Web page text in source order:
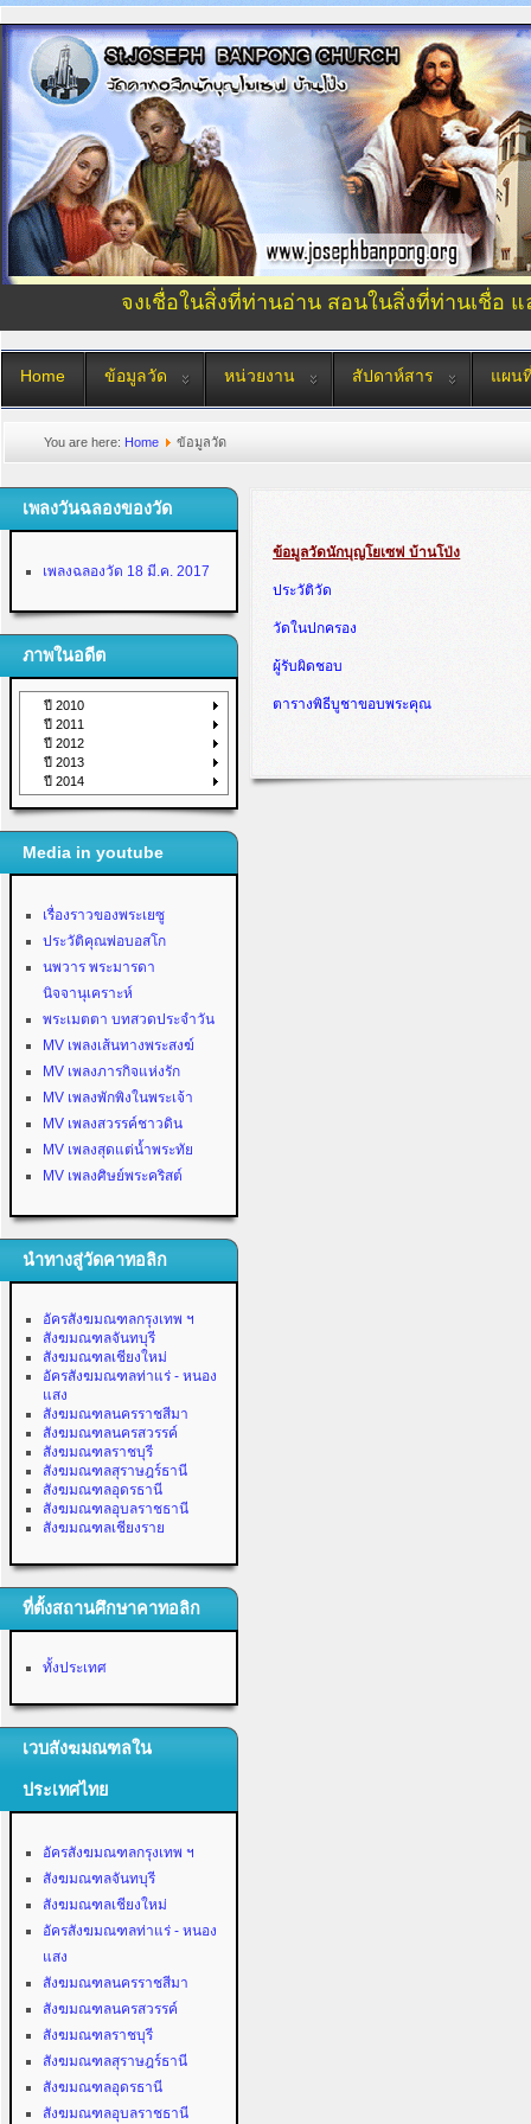
จงเชื่อในสิ่งที่ท่านอ่าน สอนในสิ่งที่ท่านเชื่อ
Home ข้อมูลวัด หน่วยงาน สัปดาห์สาร แผน
You are here: Home ข้อมูลวัด
เพลงวันฉลองของวัด
เพลงฉลองวัด 18 มี.ค. 2017
ภาพในอดีต
ปี 2010
ปี 2011
ปี 2012
ปี 2013
ปี 2014
Media in youtube
เรื่องราวของพระเยซู
ประวัติคุณพ่อบอสโก
นพวาร พระมารดา
นิจจานุเคราะห์
พระเมตตา บทสวดประจำวัน
MV เพลงเส้นทางพระสงฆ์
MV เพลงภารกิจแห่งรัก
MV เพลงพักพิงในพระเจ้า
MV เพลงสวรรค์ชาวดิน
MV เพลงสุดแต่น้ำพระทัย
MV เพลงศิษย์พระคริสต์
นำทางสู่วัดคาทอลิก
อัครสังฆมณฑลกรุงเทพ ฯ
สังฆมณฑลจันทบุรี
สังฆมณฑลเชียงใหม่
อัครสังฆมณฑลท่าแร่ - หนอง
แสง
สังฆมณฑลนครราชสีมา
สังฆมณฑลนครสวรรค์
สังฆมณฑลราชบุรี
สังฆมณฑลสุราษฎร์ธานี
สังฆมณฑลอุดรธานี
สังฆมณฑลอุบลราชธานี
สังฆมณฑลเชียงราย
ที่ตั้งสถานศึกษาคาทอลิก
ทั้งประเทศ
เวบสังฆมณฑลใน
ประเทศไทย
อัครสังฆมณฑลกรุงเทพ ฯ
สังฆมณฑลจันทบุรี
สังฆมณฑลเชียงใหม่
อัครสังฆมณฑลท่าแร่ - หนอง
แสง
สังฆมณฑลนครราชสีมา
สังฆมณฑลนครสวรรค์
สังฆมณฑลราชบุรี
สังฆมณฑลสุราษฎร์ธานี
สังฆมณฑลอุดรธานี
สังฆมณฑลอุบลราชธานี
ข้อมูลวัดนักบุญโยเซฟ บ้านโป่ง
ประวัติวัด
วัดในปกครอง
ผู้รับผิดชอบ
ตารางพิธีบูชาขอบพระคุณ